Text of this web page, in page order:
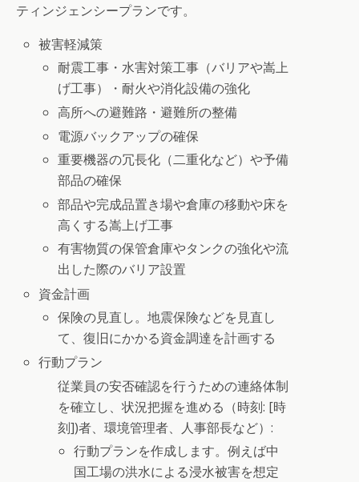
ティンジェンシープランです。
被害軽減策
耐震工事・水害対策工事（バリアや嵩上
げ工事）・耐火や消化設備の強化
高所への避難路・避難所の整備
電源バックアップの確保
重要機器の冗長化（二重化など）や予備
部品の確保
部品や完成品置き場や倉庫の移動や床を
高くする嵩上げ工事
有害物質の保管倉庫やタンクの強化や流
出した際のバリア設置
資金計画
保険の見直し。地震保険などを見直し
て、復旧にかかる資金調達を計画する
行動プラン
従業員の安否確認を行うための連絡体制
を確立し、状況把握を進める（時刻: [時
刻])者、環境管理者、人事部長など）:
行動プランを作成します。例えば中
国工場の洪水による浸水被害を想定